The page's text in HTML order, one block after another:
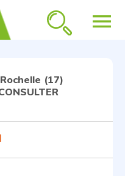
menu
(17)